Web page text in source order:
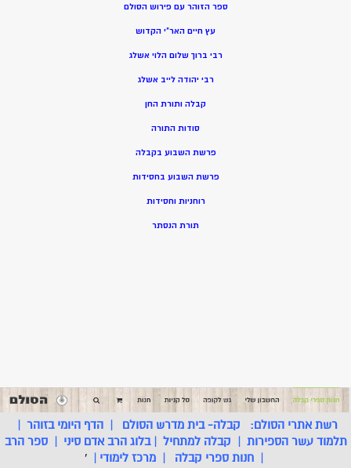
ספר הזוהר עם פירוש הסולם
עץ חיים האר”י הקדוש
רבי ברוך שלום הלוי אשלג
רבי יהודה לייב אשלג
קבלה ותורת החן
סודות התורה
פרשת השבוע בקבלה
פרשת השבוע בחסידות
רוחניות וחסידות
תורת הנסתר
רשת אתרי הסולם: קבלה- בית מדרש הסולם |הדף היומי בזוהר
תלמוד עשר הספירות
קבלה למתחיל |בלוג הרב אדם סיני |ספר הרב
חנות ספרי קבלה מרכז לימודי
'